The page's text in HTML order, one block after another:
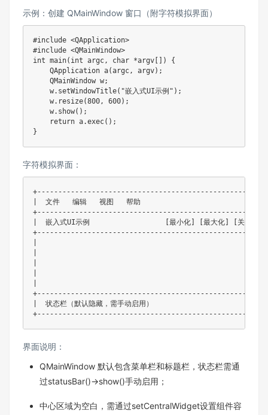
示例：创建 QMainWindow 窗口（附字符模拟界面）
#include <QApplication>
#include <QMainWindow>
int main(int argc, char *argv[]) {
    QApplication a(argc, argv);
    QMainWindow w;
    w.setWindowTitle("嵌入式UI示例");
    w.resize(800, 600);
    w.show();
    return a.exec();
}
字符模拟界面：
|  文件   编辑   视图   帮助                                   |
|  嵌入式UI示例                  [最小化] [最大化] [关闭]
|  状态栏（默认隐藏，需手动启用）
界面说明：​
QMainWindow 默认包含菜单栏和标题栏，状态栏需通
过statusBar()->show()手动启用；​
中心区域为空白，需通过setCentralWidget设置组件容